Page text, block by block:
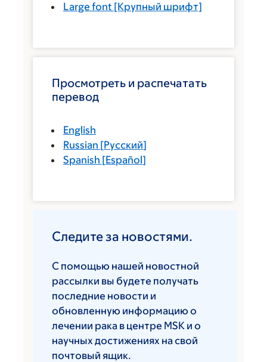
Large font [Крупный шрифт]
Просмотреть и распечатать
перевод
English
Russian [Русский]
Spanish [Español]
Следите за новостями.
С помощью нашей новостной
рассылки вы будете получать
последние новости и
обновленную информацию о
лечении рака в центре MSK и о
научных достижениях на свой
почтовый ящик.